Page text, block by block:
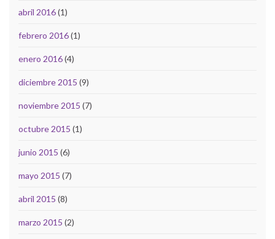
abril 2016(1)
febrero 2016(1)
enero 2016(4)
diciembre 2015 (9)
noviembre 2015 (7)
octubre 2015 (1)
junio 2015 (6)
mayo 2015 (7)
abril 2015 (8)
marzo 2015 (2)